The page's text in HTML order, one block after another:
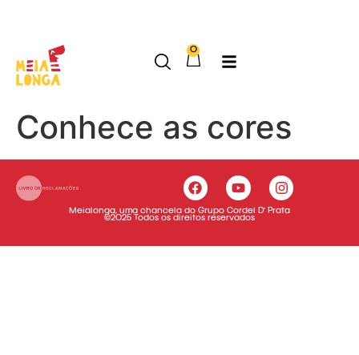
0
Conhece as cores
Meialonga, uma chancela do Grupo Cordel D’ Prata
©2025 Todos os direitos reservados